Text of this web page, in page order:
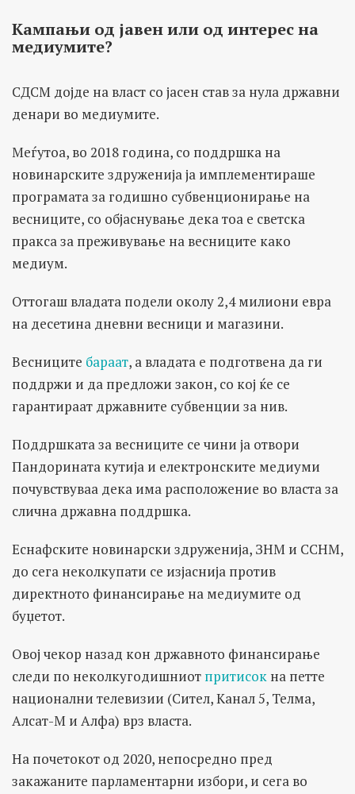
Кампањи од јавен или од интерес на
медиумите?
СДСМ дојде на власт со јасен став за нула државни
денари во медиумите.
Меѓутоа, во 2018 година, со поддршка на
новинарските здруженија ја имплементираше
програмата за годишно субвенционирање на
весниците, со објаснување дека тоа е светска
пракса за преживување на весниците како
медиум.
Оттогаш владата подели околу 2,4 милиони евра
на десетина дневни весници и магазини.
Весниците бараат, а владата е подготвена да ги
поддржи и да предложи закон, со кој ќе се
гарантираат државните субвенции за нив.
Поддршката за весниците се чини ја отвори
Пандорината кутија и електронските медиуми
почувствуваа дека има расположение во власта за
слична државна поддршка.
Еснафските новинарски здруженија, ЗНМ и ССНМ,
до сега неколкупати се изјаснија против
директното финансирање на медиумите од
буџетот.
Овој чекор назад кон државното финансирање
следи по неколкугодишниот притисок на петте
национални телевизии (Сител, Канал 5, Телма,
Алсат-М и Алфа) врз власта.
На почетокот од 2020, непосредно пред
закажаните парламентарни избори, и сега во